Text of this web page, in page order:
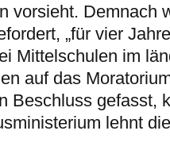
vorsieht. Demnach
„für vier
Mittelschulen im
auf das
Beschluss gefasst,
lehnt